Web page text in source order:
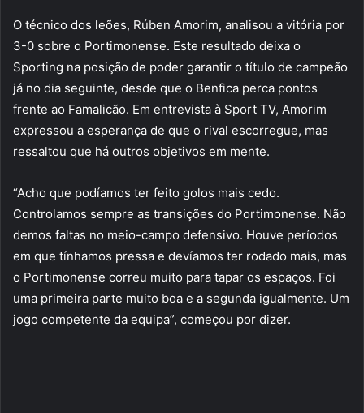
O técnico dos leões, Rúben Amorim, analisou a vitória por
3-0 sobre o Portimonense. Este resultado deixa o
Sporting na posição de poder garantir o título de campeão
já no dia seguinte, desde que o Benfica perca pontos
frente ao Famalicão. Em entrevista à Sport TV, Amorim
expressou a esperança de que o rival escorregue, mas
ressaltou que há outros objetivos em mente.
“Acho que podíamos ter feito golos mais cedo.
Controlamos sempre as transições do Portimonense. Não
demos faltas no meio-campo defensivo. Houve períodos
em que tínhamos pressa e devíamos ter rodado mais, mas
o Portimonense correu muito para tapar os espaços. Foi
uma primeira parte muito boa e a segunda igualmente. Um
jogo competente da equipa”, começou por dizer.